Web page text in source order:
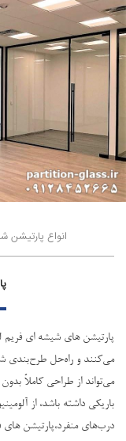
انواع پارتیشن
پارتیشن های شیشه ای
می‌کنند و راه‌حل طرح‌بندی
می‌تواند از طراحی کاملاً
باریکی داشته باشد، از
درب‌های منفرد،پارتیشن